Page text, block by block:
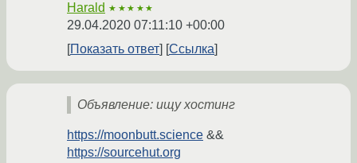
Harald ★★★★★
29.04.2020 07:11:10 +00:00
Показать ответ
Ссылка
Объявление: ищу хостинг
https://moonbutt.science &&
https://sourcehut.org